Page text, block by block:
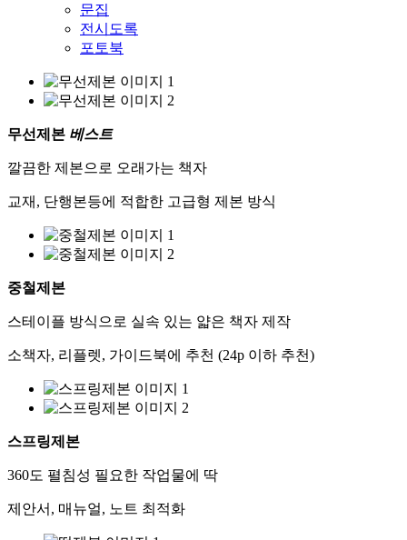
문집
전시도록
포토북
무선제본 베스트
깔끔한 제본으로 오래가는 책자
교재, 단행본등에 적합한 고급형 제본 방식
중철제본
스테이플 방식으로 실속 있는 얇은 책자 제작
소책자, 리플렛, 가이드북에 추천 (24p 이하 추천)
스프링제본
360도 펼침성 필요한 작업물에 딱
제안서, 매뉴얼, 노트 최적화